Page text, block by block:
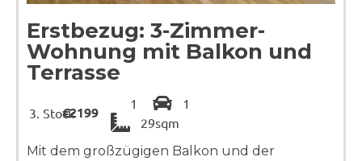
Erstbezug: 3-Zimmer-
Wohnung mit Balkon und
Terrasse
Stock€2199
1
1
29sqm
Mit dem großzügigen Balkon und der